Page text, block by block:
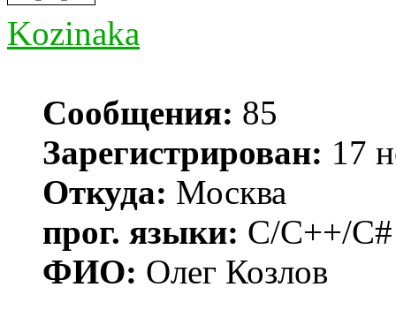
Kozinaka
Сообщения: 85
Зарегистрирован: 17
Откуда: Москва
прог. языки: C/C++/C#
ФИО: Олег Козлов